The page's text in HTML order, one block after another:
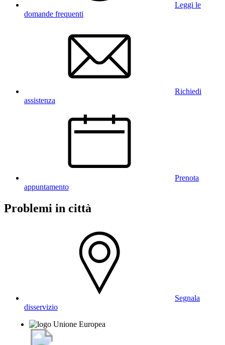
Leggi le
domande frequenti
Richiedi
assistenza
Prenota
appuntamento
Problemi in città
Segnala
disservizio